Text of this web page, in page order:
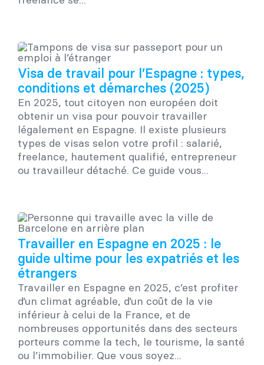
Visa de travail pour l’Espagne : types,
conditions et démarches (2025)
En 2025, tout citoyen non européen doit
obtenir un visa pour pouvoir travailler
légalement en Espagne. Il existe plusieurs
types de visas selon votre profil : salarié,
freelance, hautement qualifié, entrepreneur
ou travailleur détaché. Ce guide vous...
Travailler en Espagne en 2025 : le
guide ultime pour les expatriés et les
étrangers
Travailler en Espagne en 2025, c’est profiter
d’un climat agréable, d’un coût de la vie
inférieur à celui de la France, et de
nombreuses opportunités dans des secteurs
porteurs comme la tech, le tourisme, la santé
ou l’immobilier. Que vous soyez...